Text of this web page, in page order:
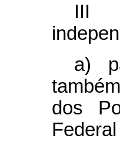
III
a)
dos